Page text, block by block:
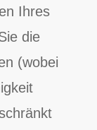
Ihres
die
(wobei